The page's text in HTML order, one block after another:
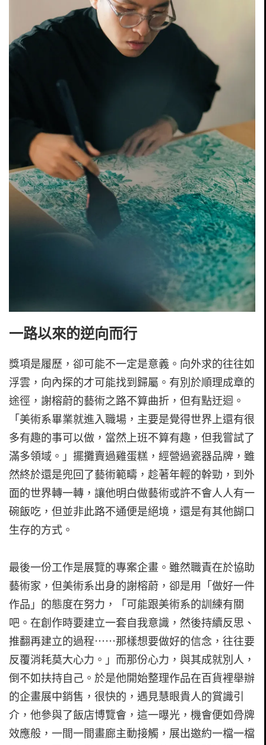
一路以來的逆向而行
獎項是履歷，卻可能不一定是意義。向外求的往往如
浮雲，向內探的才可能找到歸屬。有別於順理成章的
途徑，謝榕蔚的藝術之路不算曲折，但有點迂迴。
「美術系畢業就進入職場，主要是覺得世界上還有很
多有趣的事可以做，當然上班不算有趣，但我嘗試了
滿多領域。」擺攤賣過雞蛋糕，經營過瓷器品牌，雖
然終於還是兜回了藝術範疇，趁著年輕的幹勁，到外
面的世界轉一轉，讓他明白做藝術或許不會人人有一
碗飯吃，但並非此路不通便是絕境，還是有其他餬口
生存的方式。
最後一份工作是展覽的專案企畫。雖然職責在於協助
藝術家，但美術系出身的謝榕蔚，卻是用「做好一件
作品」的態度在努力，「可能跟美術系的訓練有關
吧。在創作時要建立一套自我意識，然後持續反思、
推翻再建立的過程⋯⋯那樣想要做好的信念，往往要
反覆消耗莫大心力。」而那份心力，與其成就別人，
倒不如扶持自己。於是他開始整理作品在百貨裡舉辦
的企畫展中銷售，很快的，遇見慧眼貴人的賞識引
介，他參與了飯店博覽會，這一曝光，機會便如骨牌
效應般，一間一間畫廊主動接觸，展出邀約一檔一檔